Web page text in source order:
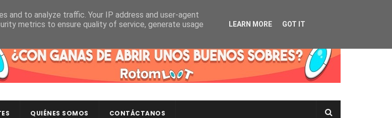
QUIÉNES SOMOS CONTÁCTANOS
and to analyze traffic. Your IP address and user-agent
metrics to ensure quality of service, generate usage
LEARN MORE GOT IT